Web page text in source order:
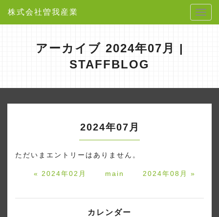
株式会社曽我産業
アーカイブ 2024年07月 |
STAFFBLOG
2024年07月
ただいまエントリーはありません。
« 2024年02月 main 2024年08月 »
カレンダー